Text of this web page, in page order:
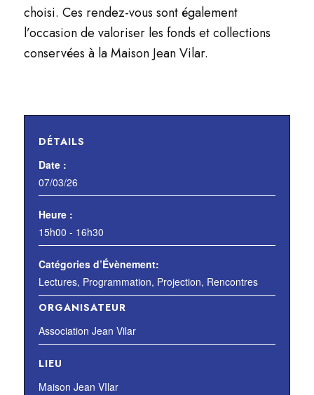
choisi. Ces rendez-vous sont également
l’occasion de valoriser les fonds et collections
conservées à la Maison Jean Vilar.
DÉTAILS
Date :
07/03/26
Heure :
15h00 - 16h30
Catégories d’Évènement:
Lectures, Programmation, Projection, Rencontres
ORGANISATEUR
Association Jean Vilar
LIEU
Maison Jean VIlar